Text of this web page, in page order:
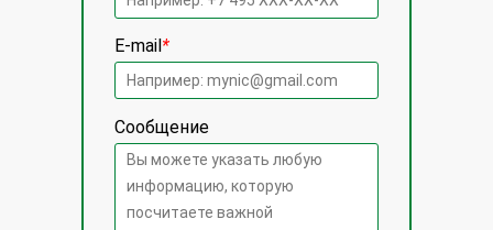
E-mail *
Сообщение